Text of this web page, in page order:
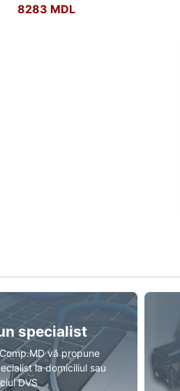
8283 MDL
specialist
vă propune
la domiciliul sau
DVS